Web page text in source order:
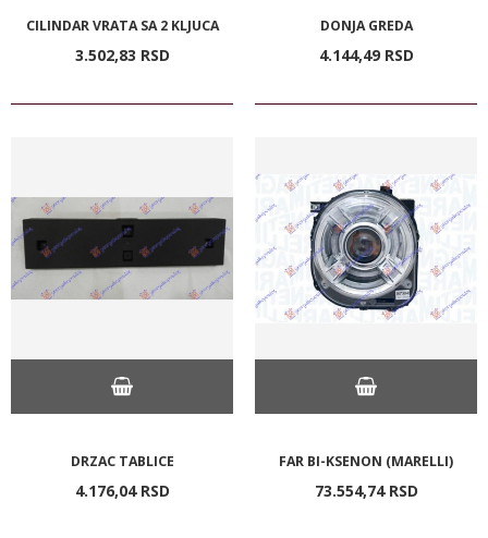
CILINDAR VRATA SA 2 KLJUCA
3.502,83 RSD
DONJA GREDA
4.144,49 RSD
DRZAC TABLICE
4.176,04 RSD
FAR BI-KSENON (MARELLI)
73.554,74 RSD